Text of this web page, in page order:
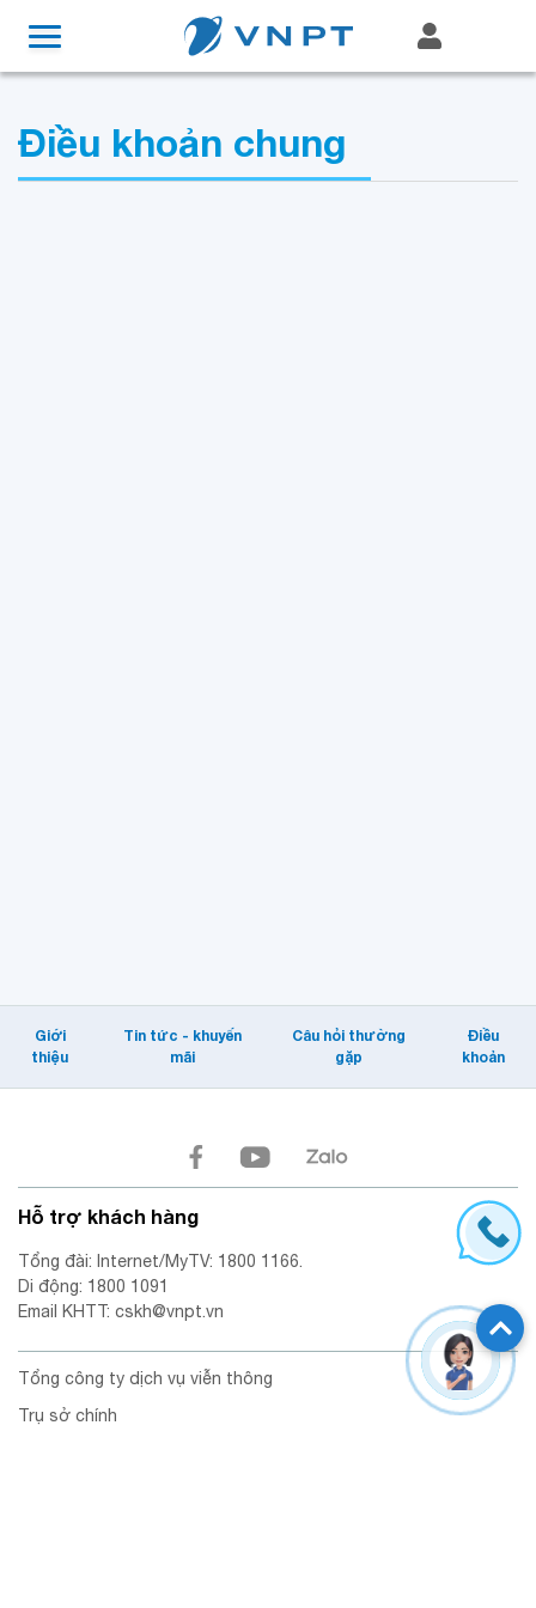
Điều khoản chung
Giới
thiệu
Tin tức - khuyến
mãi
Câu hỏi thường
gặp
Điều
khoản
Hỗ trợ khách hàng
Tổng đài: Internet/MyTV: 1800 1166.
Di động: 1800 1091
Email KHTT: cskh@vnpt.vn
Tổng công ty dịch vụ viễn thông
Trụ sở chính